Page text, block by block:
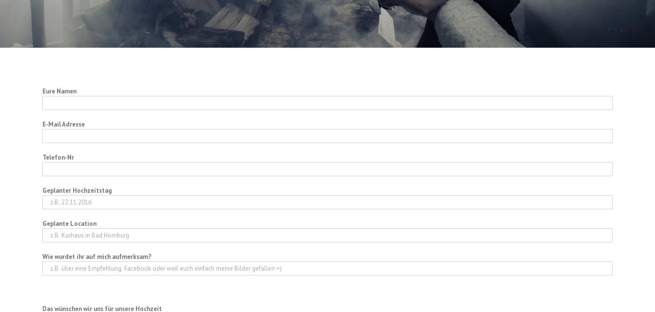
Eure Namen
E-Mail Adresse
Telefon-Nr
Geplanter Hochzeitstag
Geplante Location
Wie wurdet ihr auf mich aufmerksam?
Das wünschen wir uns für unsere Hochzeit